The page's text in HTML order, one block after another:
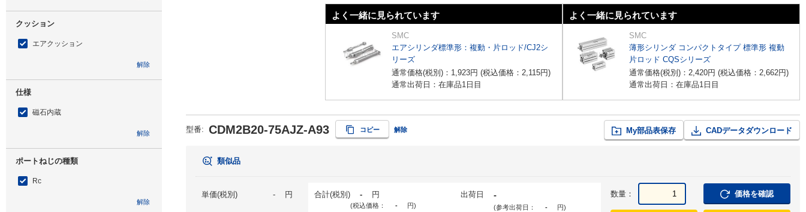
クッション
エアクッション
解除
仕様
磁石内蔵
解除
ポートねじの種類
Rc
解除
よく一緒に見られています
SMC
エアシリンダ標準形：複動・片ロッド/CJ2シ
リーズ
通常価格(税別)： 1,923円 (税込価格： 2,115円)
通常出荷日：在庫品1日目
よく一緒に見られています
SMC
薄形シリンダ コンパクトタイプ 標準形 複動
片ロッド CQSシリーズ
通常価格(税別)： 2,420円 (税込価格： 2,662円)
通常出荷日：在庫品1日目
型番: CDM2B20-75AJZ-A93 コピー 解除 My部品表保存 CADデータダウンロード
類似品
単価(税別) - 円 合計(税別) - 円
(税込価格： - 円)
出荷日 -
(参考出荷日： - 円)
数量： 価格を確認